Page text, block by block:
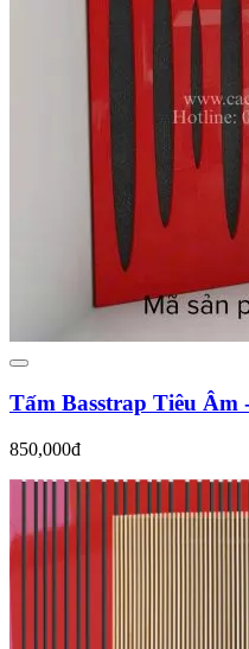
Tấm Basstrap Tiêu Âm
850,000đ